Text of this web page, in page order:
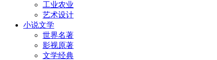
工业农业
艺术设计
小说文学
世界名著
影视原著
文学经典